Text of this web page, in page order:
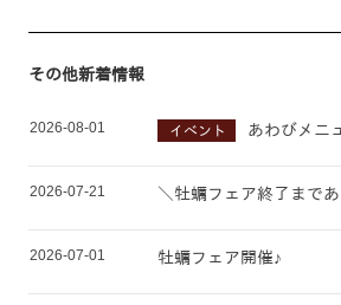
その他新着情報
2026-08-01 イベント あわびメニ
2026-07-21 ＼牡蠣フェア終了まで
2026-07-01 牡蠣フェア開催♪